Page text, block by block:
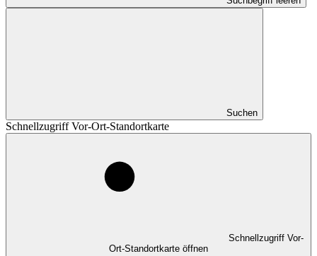
Suchen
Schnellzugriff Vor-Ort-Standortkarte
Schnellzugriff Vor-
Ort-Standortkarte öffnen